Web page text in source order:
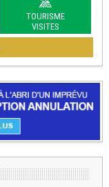
TOURISME
VISITES